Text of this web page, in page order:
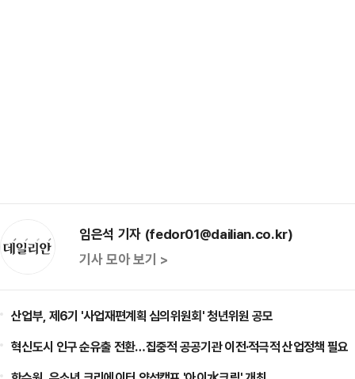
임은석 기자 (fedor01@dailian.co.kr)
기사 모아 보기 >
산업부, 제6기 '사업재편계획 심의위원회' 청년위원 공모
혁신도시 인구 순유출 전환…집중적 공공기관 이전·적극적 산업정책 필요